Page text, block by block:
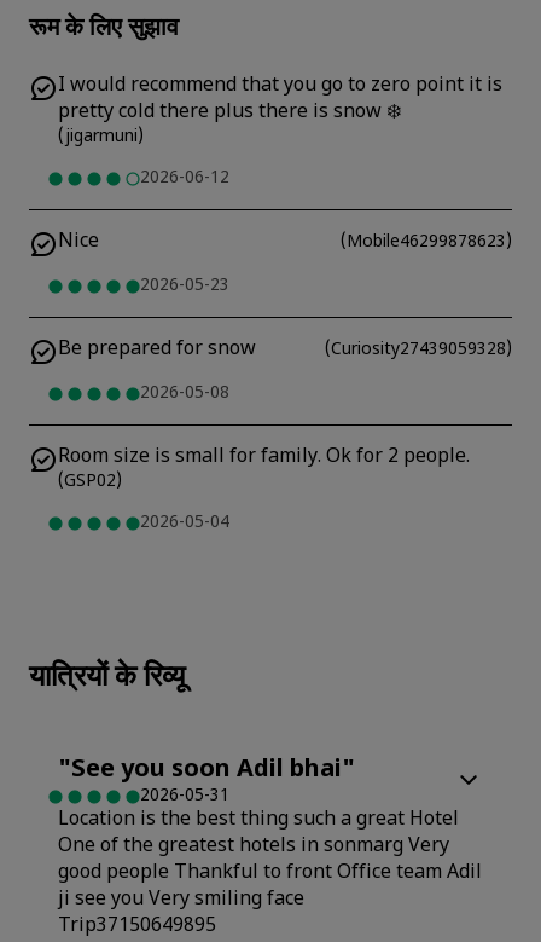
रूम के लिए सुझाव
I would recommend that you go to zero point it is
pretty cold there plus there is snow ❄️
(jigarmuni)
2026-06-12
Nice (Mobile46299878623)
2026-05-23
Be prepared for snow (Curiosity27439059328)
2026-05-08
Room size is small for family. Ok for 2 people.
(GSP02)
2026-05-04
यात्रियों के रिव्यू
"See you soon Adil bhai"
2026-05-31
Location is the best thing such a great Hotel
One of the greatest hotels in sonmarg Very
good people Thankful to front Office team Adil
ji see you Very smiling face
Trip37150649895